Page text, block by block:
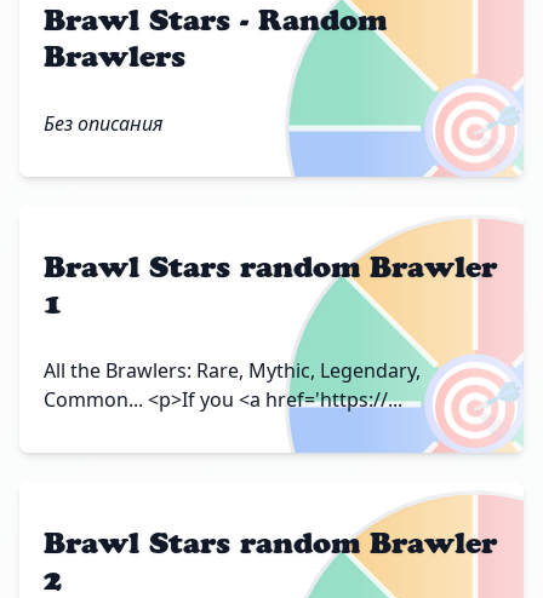
🎯
Brawl Stars - Random
Brawlers
Без описания
🎯
Brawl Stars random Brawler
1
All the Brawlers: Rare, Mythic, Legendary,
Common... <p>If you <a href='https://...
Brawl Stars random Brawler
2